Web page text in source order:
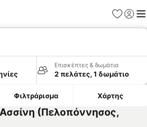
Επισκέπτες & δωμάτια
2 πελάτες, 1 δωμάτιο
Φιλτράρισμα Χάρτης
(Πελοπόννησος,